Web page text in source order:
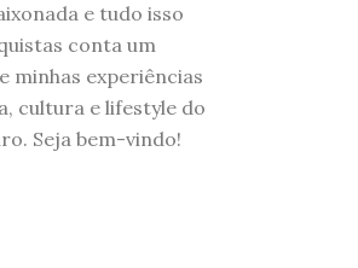
e tudo isso
conta um
minhas experiências
cultura e lifestyle do
Seja bem-vindo!